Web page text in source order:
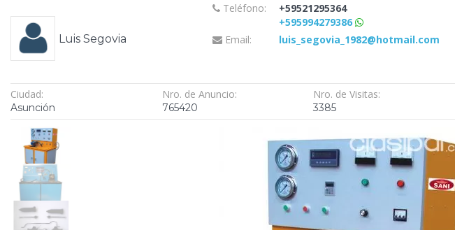
Luis Segovia
Teléfono:
+59521295364
+595994279386
Email:
luis_segovia_1982@hotmail.com
Ciudad:
Asunción
Nro. de Anuncio:
765420
Nro. de Visitas:
3385